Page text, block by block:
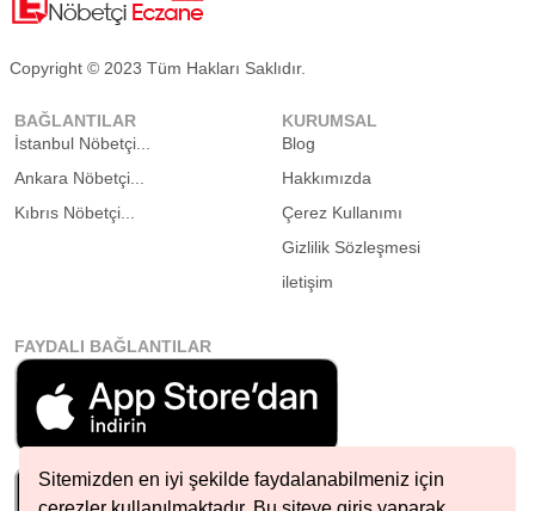
Sitemizden en iyi şekilde faydalanabilmeniz için
Copyright © 2023 Tüm Hakları Saklıdır.
BAĞLANTILAR
İstanbul Nöbetçi...
Ankara Nöbetçi...
Kıbrıs Nöbetçi...
KURUMSAL
Blog
Hakkımızda
Çerez Kullanımı
Gizlilik Sözleşmesi
iletişim
FAYDALI BAĞLANTILAR